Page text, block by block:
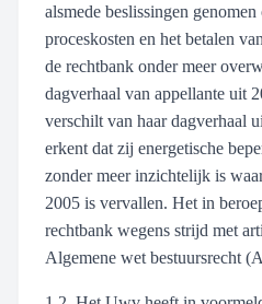
alsmede beslissingen
proceskosten en het betalen
de rechtbank onder meer
dagverhaal van appellante uit
verschilt van haar dagverhaal
erkent dat zij energetische
zonder meer inzichtelijk is
2005 is vervallen. Het in
rechtbank wegens strijd met
Algemene wet bestuursrecht